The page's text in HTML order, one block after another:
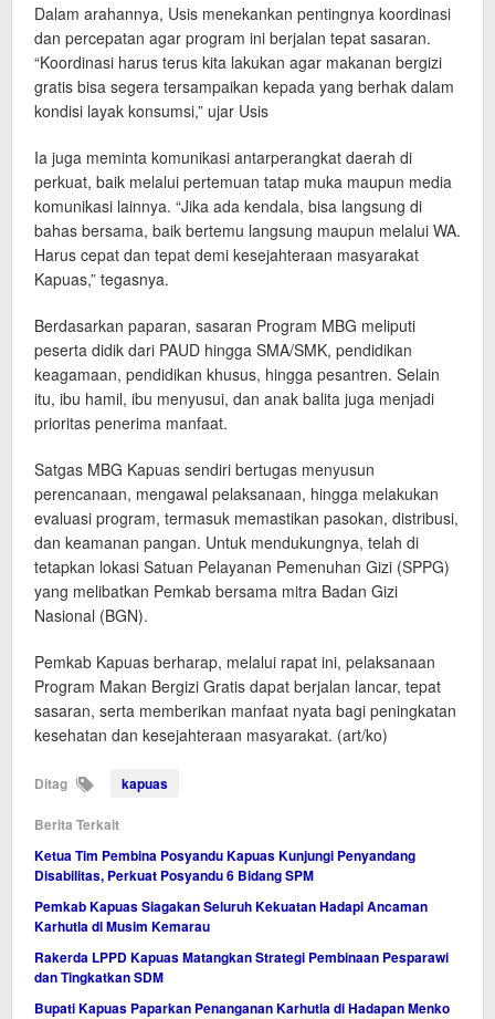
Dalam arahannya, Usis menekankan pentingnya koordinasi
dan percepatan agar program ini berjalan tepat sasaran.
“Koordinasi harus terus kita lakukan agar makanan bergizi
gratis bisa segera tersampaikan kepada yang berhak dalam
kondisi layak konsumsi,” ujar Usis
Ia juga meminta komunikasi antarperangkat daerah di
perkuat, baik melalui pertemuan tatap muka maupun media
komunikasi lainnya. “Jika ada kendala, bisa langsung di
bahas bersama, baik bertemu langsung maupun melalui WA.
Harus cepat dan tepat demi kesejahteraan masyarakat
Kapuas,” tegasnya.
Berdasarkan paparan, sasaran Program MBG meliputi
peserta didik dari PAUD hingga SMA/SMK, pendidikan
keagamaan, pendidikan khusus, hingga pesantren. Selain
itu, ibu hamil, ibu menyusui, dan anak balita juga menjadi
prioritas penerima manfaat.
Satgas MBG Kapuas sendiri bertugas menyusun
perencanaan, mengawal pelaksanaan, hingga melakukan
evaluasi program, termasuk memastikan pasokan, distribusi,
dan keamanan pangan. Untuk mendukungnya, telah di
tetapkan lokasi Satuan Pelayanan Pemenuhan Gizi (SPPG)
yang melibatkan Pemkab bersama mitra Badan Gizi
Nasional (BGN).
Pemkab Kapuas berharap, melalui rapat ini, pelaksanaan
Program Makan Bergizi Gratis dapat berjalan lancar, tepat
sasaran, serta memberikan manfaat nyata bagi peningkatan
kesehatan dan kesejahteraan masyarakat. (art/ko)
Ditag kapuas
Berita Terkait
Ketua Tim Pembina Posyandu Kapuas Kunjungi Penyandang
Disabilitas, Perkuat Posyandu 6 Bidang SPM
Pemkab Kapuas Siagakan Seluruh Kekuatan Hadapi Ancaman
Karhutla di Musim Kemarau
Rakerda LPPD Kapuas Matangkan Strategi Pembinaan Pesparawi
dan Tingkatkan SDM
Bupati Kapuas Paparkan Penanganan Karhutla di Hadapan Menko